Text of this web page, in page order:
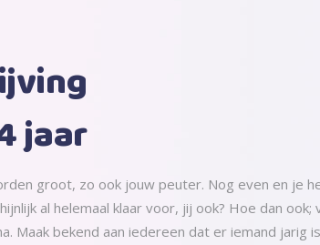
jaar
groot, zo ook jouw peuter. Nog even en je
al helemaal klaar voor, jij ook? Hoe dan
Maak bekend aan iedereen dat er iemand